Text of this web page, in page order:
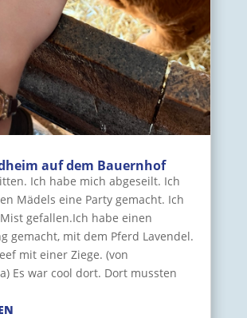
auf dem Bauernhof
Ich habe mich abgeseilt. Ich
Mädels eine Party gemacht. Ich
gefallen.Ich habe einen
gemacht, mit dem Pferd Lavendel.
mit einer Ziege. (von
Es war cool dort. Dort mussten